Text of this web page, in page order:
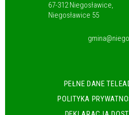
67-312 Niegosławice,
Niegosławice 55
PEŁNE DANE
POLITYKA